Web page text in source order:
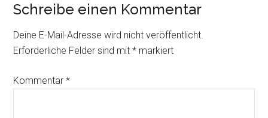
Schreibe einen Kommentar
Deine E-Mail-Adresse wird nicht veröffentlicht.
Erforderliche Felder sind mit* markiert
Kommentar*